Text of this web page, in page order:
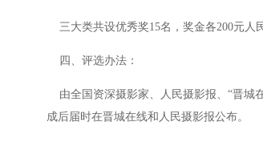
三大类共设优秀奖15名，奖金各200元人
四、评选办法：
由全国资深摄影家、人民摄影报、“晋城
成后届时在晋城在线和人民摄影报公布。